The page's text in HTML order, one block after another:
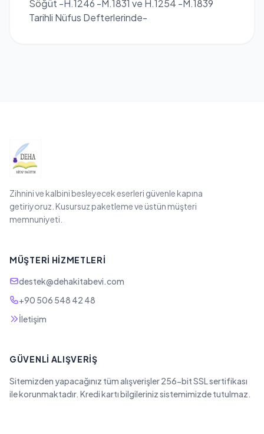
Söğüt -H.1246 -M.1831 ve H.1254 -M.1839
Tarihli Nüfus Defterlerinde-
Zihnini ve kalbini besleyecek eserleri güvenle kapına
getiriyoruz. Kusursuz paketleme ve üstün müşteri
memnuniyeti.
MÜŞTERI HIZMETLERI
destek@dehakitabevi.com
+90 506 548 42 48
İletişim
GÜVENLI ALIŞVERIŞ
Sitemizden yapacağınız tüm alışverişler 256-bit SSL sertifikası
ile korunmaktadır. Kredi kartı bilgileriniz sistemimizde tutulmaz.